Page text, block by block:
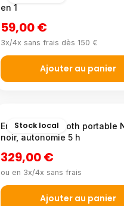
en 1
59,00 €
3x/4x sans frais dès 150 €
Ajouter au panier
Stock local
Enceinte Bluetooth portable
noir, autonomie 5 h
329,00 €
ou en 3x/4x sans frais
Ajouter au panier